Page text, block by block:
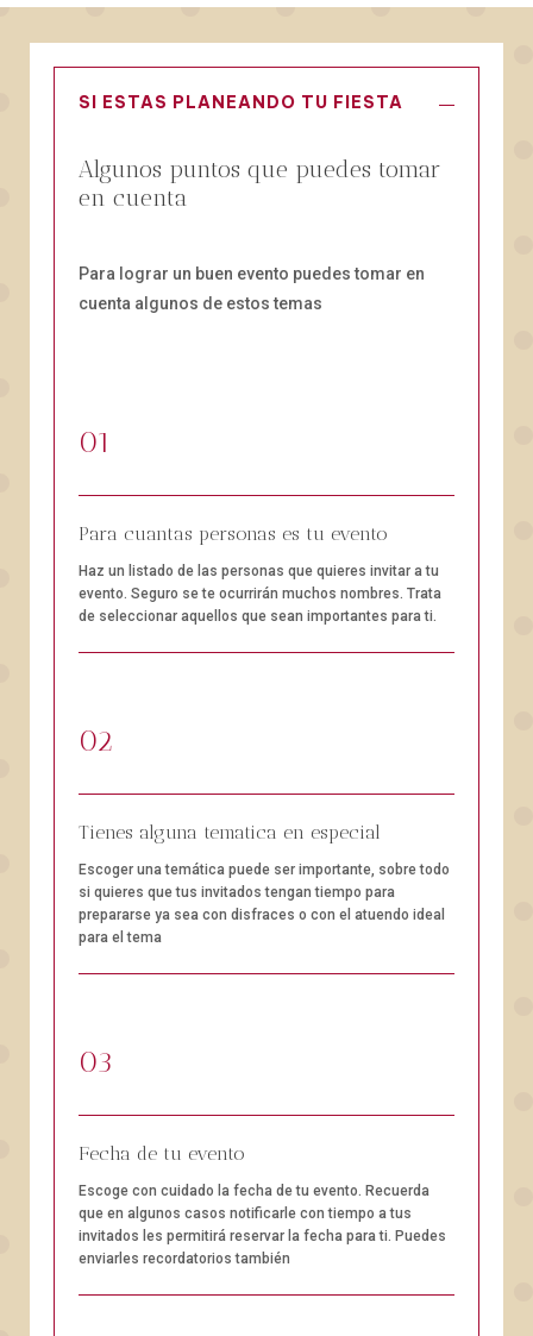
SI ESTAS PLANEANDO TU FIESTA
Algunos puntos que puedes tomar
en cuenta
Para lograr un buen evento puedes tomar en
cuenta algunos de estos temas
01
Para cuantas personas es tu evento
Haz un listado de las personas que quieres invitar a tu
evento. Seguro se te ocurrirán muchos nombres. Trata
de seleccionar aquellos que sean importantes para ti.
02
Tienes alguna tematica en especial
Escoger una temática puede ser importante, sobre todo
si quieres que tus invitados tengan tiempo para
prepararse ya sea con disfraces o con el atuendo ideal
para el tema
03
Fecha de tu evento
Escoge con cuidado la fecha de tu evento. Recuerda
que en algunos casos notificarle con tiempo a tus
invitados les permitirá reservar la fecha para ti. Puedes
enviarles recordatorios también